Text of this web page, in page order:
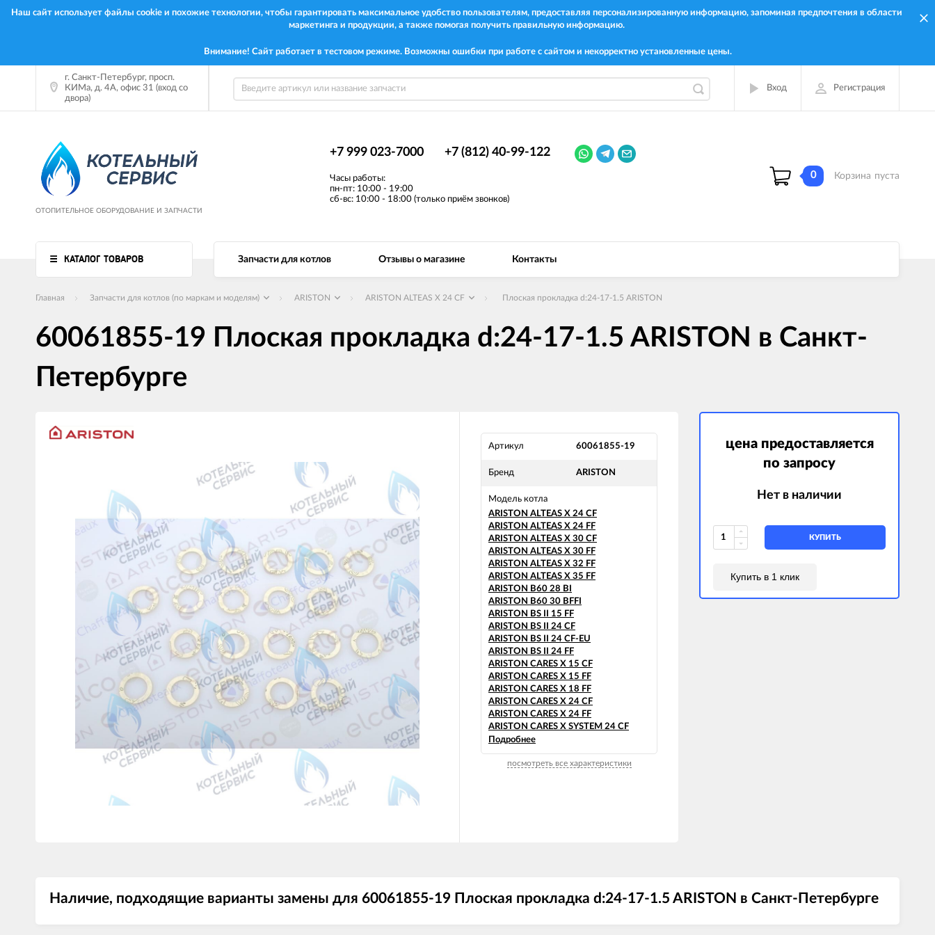
Наш сайт использует файлы cookie и похожие технологии, чтобы гарантировать максимальное удобство пользователям, предоставляя персонализированную информацию, запоминая предпочтения в области
маркетинга и продукции, а также помогая получить правильную информацию.
Внимание! Сайт работает в тестовом режиме. Возможны ошибки при работе с сайтом и некорректно установленные цены.
г. Санкт-Петербург, просп.
КИМа, д. 4А, офис 31 (вход со
двора)
Вход Регистрация
ОТОПИТЕЛЬНОЕ ОБОРУДОВАНИЕ И ЗАПЧАСТИ
+7 999 023-7000 +7 (812) 40-99-122
Часы работы:
пн-пт: 10:00 - 19:00
сб-вс: 10:00 - 18:00 (только приём звонков)
0 Корзина пуста
КАТАЛОГ ТОВАРОВ Запчасти для котлов Отзывы о магазине Контакты
Главная Запчасти для котлов (по маркам и моделям) ARISTON ARISTON ALTEAS X 24 CF Плоская прокладка d:24-17-1.5 ARISTON
60061855-19 Плоская прокладка d:24-17-1.5 ARISTON в Санкт-
Петербурге
товаров
Артикул 60061855-19
Бренд ARISTON
Модель котла
ARISTON ALTEAS X 24 CF
ARISTON ALTEAS X 24 FF
ARISTON ALTEAS X 30 CF
ARISTON ALTEAS X 30 FF
ARISTON ALTEAS X 32 FF
ARISTON ALTEAS X 35 FF
ARISTON B60 28 BI
ARISTON B60 30 BFFI
ARISTON BS II 15 FF
ARISTON BS II 24 CF
ARISTON BS II 24 CF-EU
ARISTON BS II 24 FF
ARISTON CARES X 15 CF
ARISTON CARES X 15 FF
ARISTON CARES X 18 FF
ARISTON CARES X 24 CF
ARISTON CARES X 24 FF
ARISTON CARES X SYSTEM 24 CF
ARISTON CARES X SYSTEM 24 FF
ARISTON CLAS B 24 CF
ARISTON CLAS B 24 FF
ARISTON CLAS EVO 28 FF
Подробнее
посмотреть все характеристики
цена предоставляется
по запросу
Нет в наличии
КУПИТЬ
Купить в 1 клик
Наличие, подходящие варианты замены для 60061855-19 Плоская прокладка d:24-17-1.5 ARISTON в Санкт-Петербурге